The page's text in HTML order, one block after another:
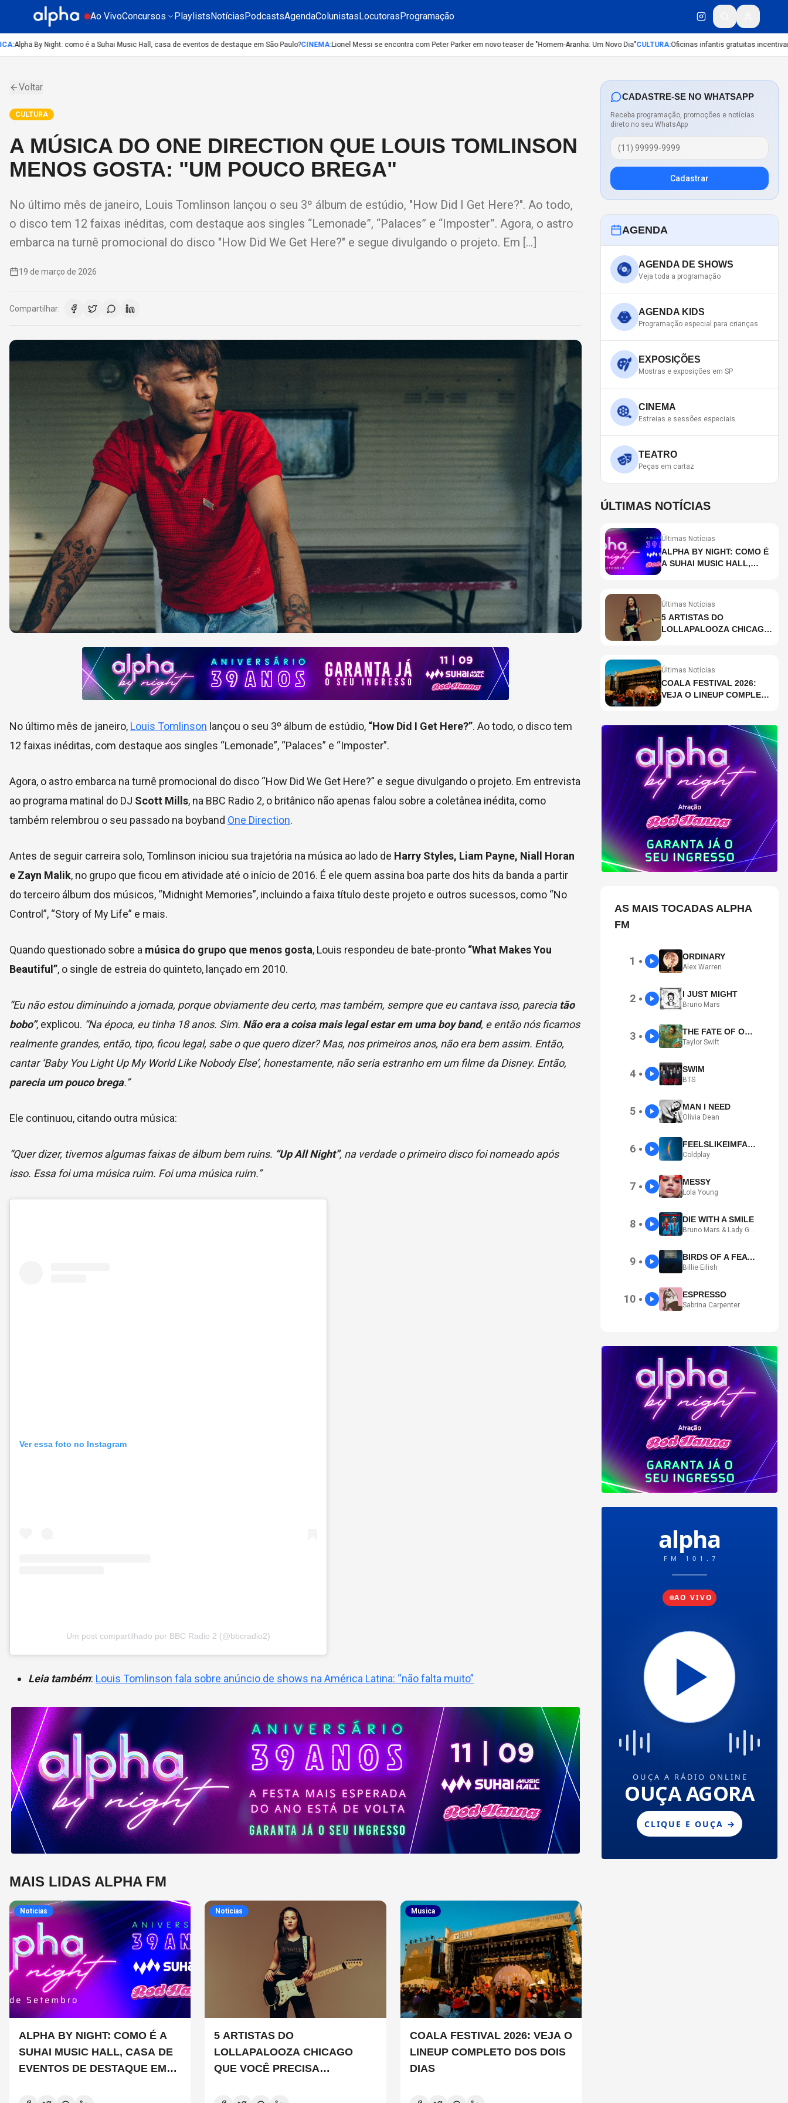
Ao VivoConcursos PlaylistsNotíciasPodcastsAgendaColunistasLocutorasProgramação
:Alpha By Night: como é a Suhai Music Hall, casa de eventos de destaque em São Paulo?CINEMA:Lionel Messi se encontra com Peter Parker em novo teaser de "Homem-Aranha: Um Novo Dia"CULTURA:Oficinas infantis gratuitas incentivam
Voltar
CULTURA
A MÚSICA DO ONE DIRECTION QUE LOUIS TOMLINSON
MENOS GOSTA: "UM POUCO BREGA"
No último mês de janeiro, Louis Tomlinson lançou o seu 3º álbum de estúdio, "How Did I Get Here?". Ao todo,
o disco tem 12 faixas inéditas, com destaque aos singles “Lemonade”, “Palaces” e “Imposter”. Agora, o astro
embarca na turnê promocional do disco "How Did We Get Here?" e segue divulgando o projeto. Em […]
19 de março de 2026
Compartilhar:
No último mês de janeiro, Louis Tomlinson lançou o seu 3º álbum de estúdio, “How Did I Get Here?”. Ao todo, o disco tem
12 faixas inéditas, com destaque aos singles “Lemonade”, “Palaces” e “Imposter”.
Agora, o astro embarca na turnê promocional do disco “How Did We Get Here?” e segue divulgando o projeto. Em entrevista
ao programa matinal do DJ Scott Mills, na BBC Radio 2, o britânico não apenas falou sobre a coletânea inédita, como
também relembrou o seu passado na boyband One Direction.
Antes de seguir carreira solo, Tomlinson iniciou sua trajetória na música ao lado de Harry Styles, Liam Payne, Niall Horan
e Zayn Malik, no grupo que ficou em atividade até o início de 2016. É ele quem assina boa parte dos hits da banda a partir
do terceiro álbum dos músicos, “Midnight Memories”, incluindo a faixa título deste projeto e outros sucessos, como “No
Control”, “Story of My Life” e mais.
Quando questionado sobre a música do grupo que menos gosta, Louis respondeu de bate-pronto “What Makes You
Beautiful”, o single de estreia do quinteto, lançado em 2010.
“Eu não estou diminuindo a jornada, porque obviamente deu certo, mas também, sempre que eu cantava isso, parecia tão
bobo”, explicou. “Na época, eu tinha 18 anos. Sim. Não era a coisa mais legal estar em uma boy band, e então nós ficamos
realmente grandes, então, tipo, ficou legal, sabe o que quero dizer? Mas, nos primeiros anos, não era bem assim. Então,
cantar ‘Baby You Light Up My World Like Nobody Else’, honestamente, não seria estranho em um filme da Disney. Então,
parecia um pouco brega.”
Ele continuou, citando outra música:
“Quer dizer, tivemos algumas faixas de álbum bem ruins. “Up All Night”, na verdade o primeiro disco foi nomeado após
isso. Essa foi uma música ruim. Foi uma música ruim.”
Ver essa foto no Instagram
Um post compartilhado por BBC Radio 2 (@bbcradio2)
Leia também: Louis Tomlinson fala sobre anúncio de shows na América Latina: “não falta muito”
MAIS LIDAS ALPHA FM
Noticias
ALPHA BY NIGHT: COMO É A
SUHAI MUSIC HALL, CASA DE
EVENTOS DE DESTAQUE EM
Noticias
5 ARTISTAS DO
LOLLAPALOOZA CHICAGO
QUE VOCÊ PRECISA
Musica
COALA FESTIVAL 2026: VEJA O
LINEUP COMPLETO DOS DOIS
DIAS
CADASTRE-SE NO WHATSAPP
Receba programação, promoções e notícias
direto no seu WhatsApp
Cadastrar
AGENDA
AGENDA DE SHOWS
Veja toda a programação
AGENDA KIDS
Programação especial para crianças
EXPOSIÇÕES
Mostras e exposições em SP
CINEMA
Estreias e sessões especiais
TEATRO
Peças em cartaz
ÚLTIMAS NOTÍCIAS
Últimas Notícias
ALPHA BY NIGHT: COMO É
A SUHAI MUSIC HALL,
PAULO?
Últimas Notícias
5 ARTISTAS DO
LOLLAPALOOZA CHICAGO
Últimas Notícias
COALA FESTIVAL 2026:
VEJA O LINEUP COMPLETO
AS MAIS TOCADAS ALPHA
FM
1 ● ORDINARY
Alex Warren
2 ● I JUST MIGHT
Bruno Mars
3 ● THE FATE OF OPHELIA
Taylor Swift
4 ● SWIM
BTS
5 ● MAN I NEED
Olivia Dean
6 ● FEELSLIKEIMFALLINGINLOVE
Coldplay
7 ● MESSY
Lola Young
8 ● DIE WITH A SMILE
Bruno Mars & Lady Gaga
9 ● BIRDS OF A FEATHER
Billie Eilish
10 ● ESPRESSO
Sabrina Carpenter